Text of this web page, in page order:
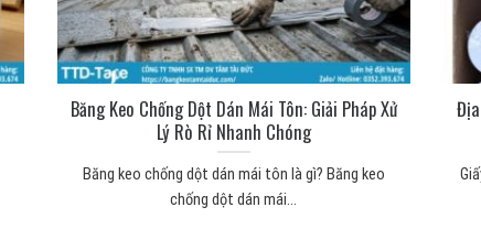
Băng Keo Chống Dột Dán Mái Tôn: Giải Pháp Xử
Lý Rò Rỉ Nhanh Chóng
Băng keo chống dột dán mái tôn là gì? Băng keo
chống dột dán mái...